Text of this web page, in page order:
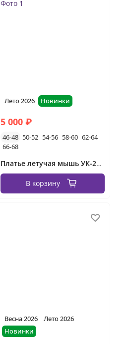
Лето 2026 Новинки
5 000 ₽
46-48 50-52 54-56 58-60 62-64
66-68
Платье летучая мышь УК-2656-1 Фабрика Моды
В корзину
Весна 2026
Лето 2026
Новинки